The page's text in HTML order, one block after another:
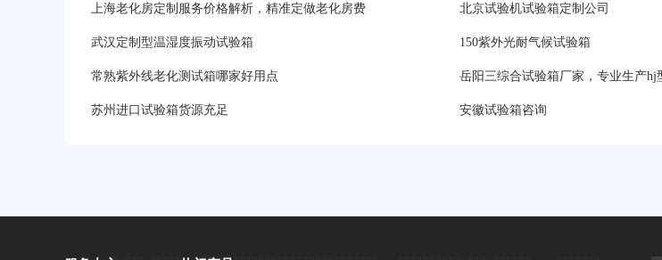
15分钟前用户提问：高低温试验箱玻璃用什么材料？
17分钟前用户提问：步入式老化房有多大的？
22分钟前用户提问：紫外线老化箱辐照时间是多久？
25分钟前用户提问：老化箱和干燥箱区别？
上海老化房定制服务价格解析，精准定做老化房费 北京试验机试验箱定制公司
武汉定制型温湿度振动试验箱 150紫外光耐气候试验箱
常熟紫外线老化测试箱哪家好用点 岳阳三综合试验箱厂家，专业生产hj
苏州进口试验箱货源充足 安徽试验箱咨询